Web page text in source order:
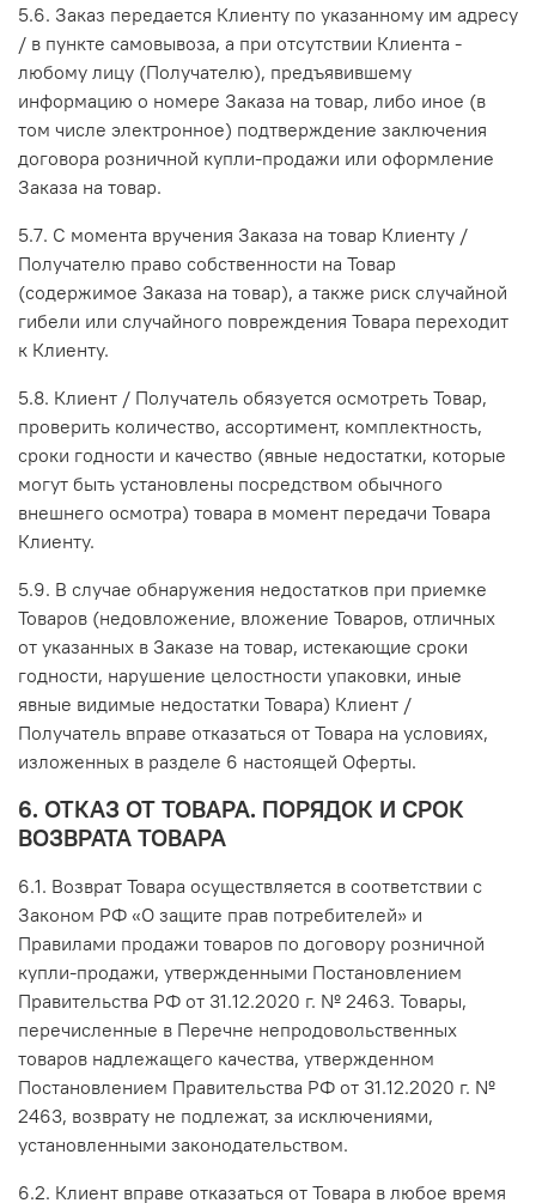
5.6. Заказ передается Клиенту по указанному им адресу
/ в пункте самовывоза, а при отсутствии Клиента -
любому лицу (Получателю), предъявившему
информацию о номере Заказа на товар, либо иное (в
том числе электронное) подтверждение заключения
договора розничной купли-продажи или оформление
Заказа на товар.
5.7. С момента вручения Заказа на товар Клиенту /
Получателю право собственности на Товар
(содержимое Заказа на товар), а также риск случайной
гибели или случайного повреждения Товара переходит
к Клиенту.
5.8. Клиент / Получатель обязуется осмотреть Товар,
проверить количество, ассортимент, комплектность,
сроки годности и качество (явные недостатки, которые
могут быть установлены посредством обычного
внешнего осмотра) товара в момент передачи Товара
Клиенту.
5.9. В случае обнаружения недостатков при приемке
Товаров (недовложение, вложение Товаров, отличных
от указанных в Заказе на товар, истекающие сроки
годности, нарушение целостности упаковки, иные
явные видимые недостатки Товара) Клиент /
Получатель вправе отказаться от Товара на условиях,
изложенных в разделе 6 настоящей Оферты.
6. ОТКАЗ ОТ ТОВАРА. ПОРЯДОК И СРОК
ВОЗВРАТА ТОВАРА
6.1. Возврат Товара осуществляется в соответствии с
Законом РФ «О защите прав потребителей» и
Правилами продажи товаров по договору розничной
купли-продажи, утвержденными Постановлением
Правительства РФ от 31.12.2020 г. № 2463. Товары,
перечисленные в Перечне непродовольственных
товаров надлежащего качества, утвержденном
Постановлением Правительства РФ от 31.12.2020 г. №
2463, возврату не подлежат, за исключениями,
установленными законодательством.
6.2. Клиент вправе отказаться от Товара в любое время